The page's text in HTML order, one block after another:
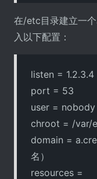
在/etc目录建立一
入以下配置：
listen = 1.2.3.4
port = 53
user = nobody
chroot = /var/
domain =
名）
resources =